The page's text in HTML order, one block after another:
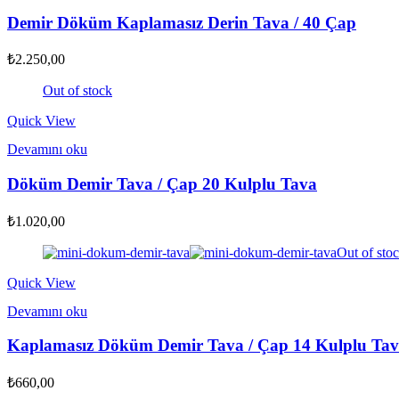
Demir Döküm Kaplamasız Derin Tava / 40 Çap
₺2.250,00
Out of stock
Quick View
Devamını oku
Döküm Demir Tava / Çap 20 Kulplu Tava
₺1.020,00
Out of
Quick View
Devamını oku
Kaplamasız Döküm Demir Tava / Çap 14 Kulplu
₺660,00